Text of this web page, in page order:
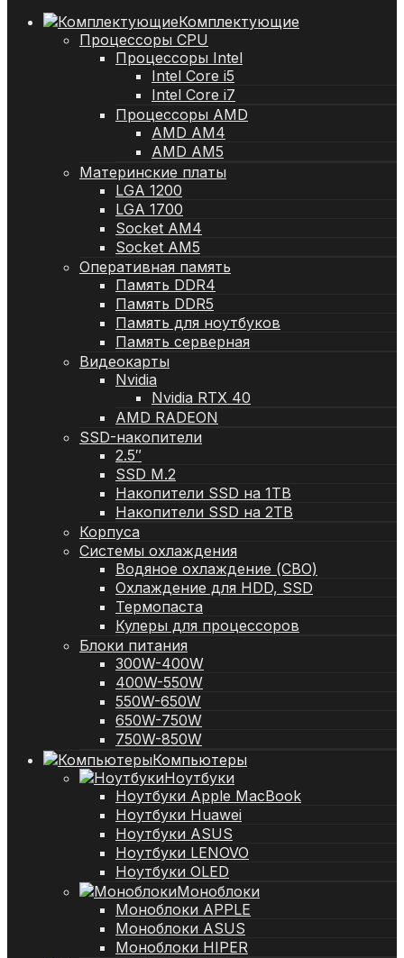
Комплектующие
Процессоры CPU
Процессоры Intel
Intel Core i5
Intel Core i7
Процессоры AMD
AMD AM4
AMD AM5
Материнские платы
LGA 1200
LGA 1700
Socket AM4
Socket AM5
Оперативная память
Память DDR4
Память DDR5
Память для ноутбуков
Память серверная
Видеокарты
Nvidia
Nvidia RTX 40
AMD RADEON
SSD-накопители
2.5″
SSD M.2
Накопители SSD на 1TB
Накопители SSD на 2TB
Корпуса
Системы охлаждения
Водяное охлаждение (СВО)
Охлаждение для HDD, SSD
Термопаста
Кулеры для процессоров
Блоки питания
300W-400W
400W-550W
550W-650W
650W-750W
750W-850W
Компьютеры
Ноутбуки
Ноутбуки Apple MacBook
Ноутбуки Huawei
Ноутбуки ASUS
Ноутбуки LENOVO
Ноутбуки OLED
Моноблоки
Моноблоки APPLE
Моноблоки ASUS
Моноблоки HIPER